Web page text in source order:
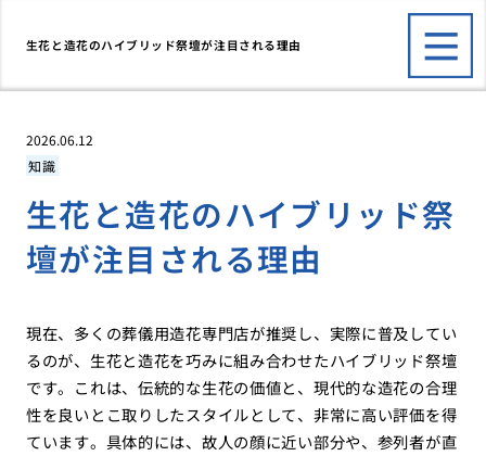
生花と造花のハイブリッド祭壇が注目される理由
2026.06.12
知識
生花と造花のハイブリッド祭
壇が注目される理由
現在、多くの葬儀用造花専門店が推奨し、実際に普及してい
るのが、生花と造花を巧みに組み合わせたハイブリッド祭壇
です。これは、伝統的な生花の価値と、現代的な造花の合理
性を良いとこ取りしたスタイルとして、非常に高い評価を得
ています。具体的には、故人の顔に近い部分や、参列者が直